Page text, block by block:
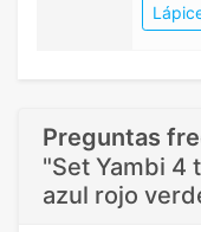
Preguntas
"Set Yambi 4
azul rojo